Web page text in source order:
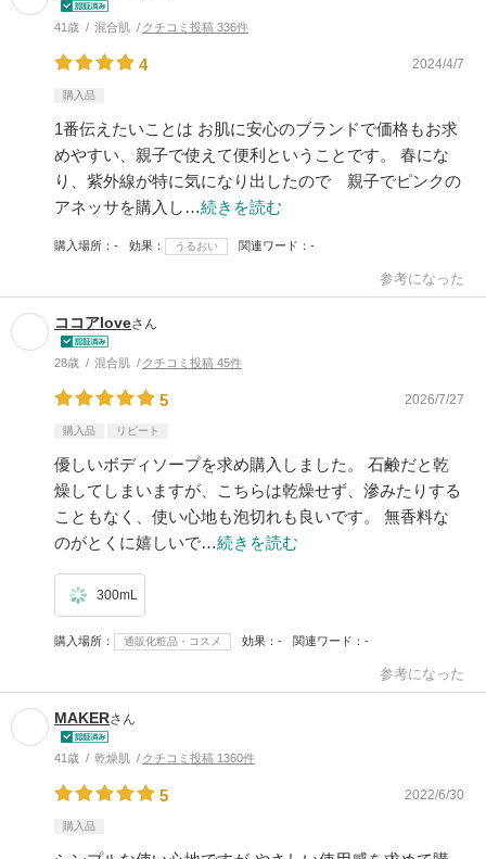
41歳 混合肌 クチコミ投稿 336件
4 2024/4/7
購入品
1番伝えたいことは お肌に安心のブランドで価格もお求
めやすい、親子で使えて便利ということです。 春にな
り、紫外線が特に気になり出したので 親子でピンクの
アネッサを購入し…続きを読む
購入場所 - 効果 うるおい 関連ワード -
参考になった
ココアloveさん
28歳 混合肌 クチコミ投稿 45件
5 2026/7/27
購入品 リピート
優しいボディソープを求め購入しました。 石鹸だと乾
燥してしまいますが、こちらは乾燥せず、滲みたりする
こともなく、使い心地も泡切れも良いです。 無香料な
のがとくに嬉しいで…続きを読む
300mL
購入場所 通販化粧品・コスメ 効果 - 関連ワード -
参考になった
MAKERさん
41歳 乾燥肌 クチコミ投稿 1360件
5 2022/6/30
購入品